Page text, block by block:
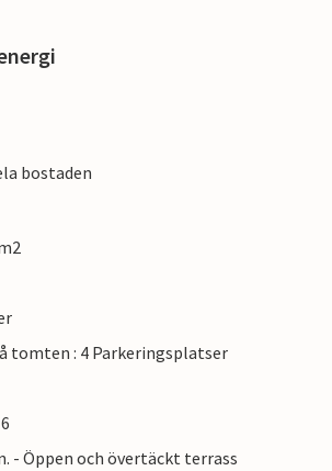
bostaden
tomten : 4 Parkeringsplatser
- Öppen och övertäckt terrass